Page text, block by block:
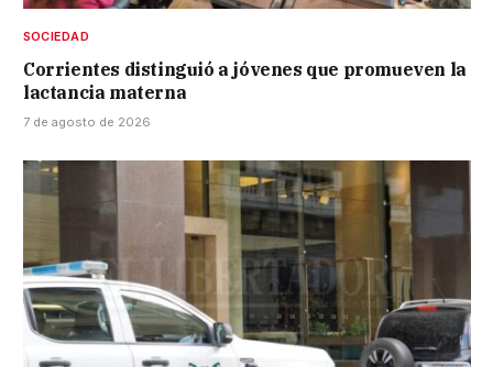
SOCIEDAD
Corrientes distinguió a jóvenes que promueven la
lactancia materna
7 de agosto de 2026